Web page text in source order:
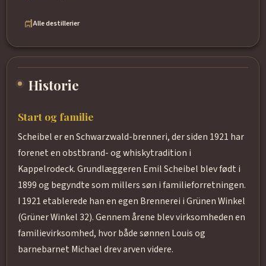
Alle destillerier
Historie
Start og familie
Scheibel er en Schwarzwald-brenneri, der siden 1921 har
forenet en obstbrand- og whiskytradition i
Kappelrodeck. Grundlæggeren Emil Scheibel blev født i
1899 og begyndte som millers søn i familieforretningen.
I 1921 etablerede han en egen Brennerei i Grünen Winkel
(Grüner Winkel 32). Gennem årene blev virksomheden en
familievirksomhed, hvor både sønnen Louis og
barnebarnet Michael drev arven videre.